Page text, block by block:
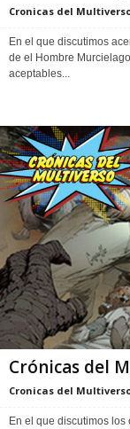
Cronicas del
En el que discutimos
de el Hombre
aceptables...
Crónicas del
Cronicas del
En el que discutimos